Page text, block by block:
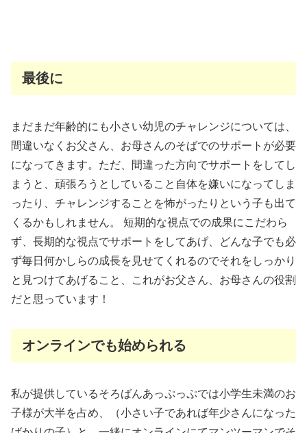
最後に
まだまだ年齢的にも小さい幼児のチャレンジについては、
間違いなくお父さん、お母さんのそばでのサポートが必要
になってきます。ただ、間違った方向でサポートをしてし
まうと、頑張ろうとしていること自体を嫌いになってしま
ったり、チャレンジすることを怖がったりという子も出て
くるかもしれません。 短期的な視点での成果にこだわら
ず、長期的な視点でサポートをしてあげ、どんな子でも必
ず毎日何かしらの成長を見せてくれるのでそれをしっかり
と見つけてあげること、これがお父さん、お母さんの役割
だと思っています！
オンラインでも始められる
私が提供しているそろばんあっぷっぷでは小学生未満のお
子様が大半を占め、（小さい子であれば年少さんになった